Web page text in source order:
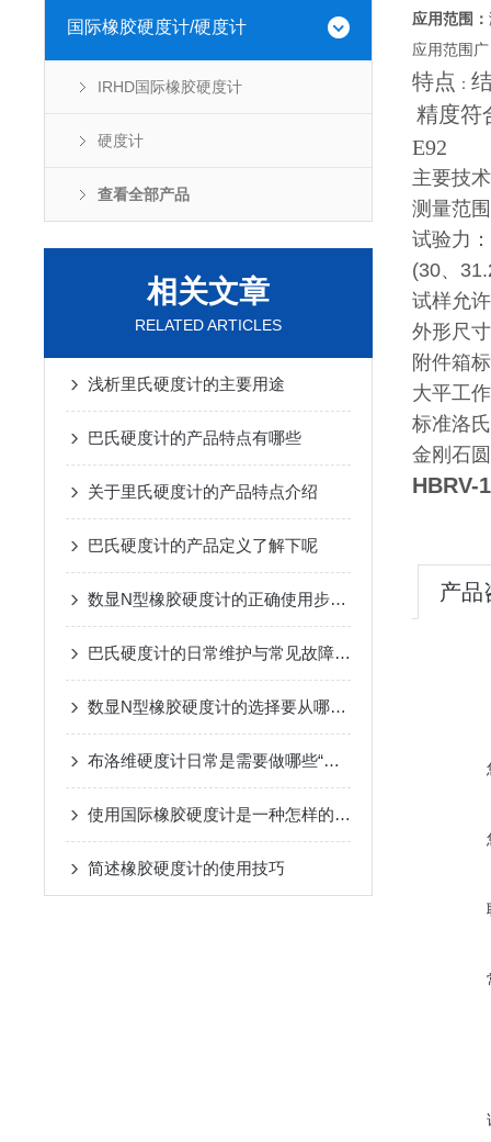
国际橡胶硬度计/硬度计
IRHD国际橡胶硬度计
硬度计
查看全部产品
相关文章
RELATED ARTICLES
浅析里氏硬度计的主要用途
巴氏硬度计的产品特点有哪些
关于里氏硬度计的产品特点介绍
巴氏硬度计的产品定义了解下呢
数显N型橡胶硬度计的正确使用步骤与日常维护保养技术讲解
巴氏硬度计的日常维护与常见故障排除指南
数显N型橡胶硬度计的选择要从哪五点入
布洛维硬度计日常是需要做哪些“体检”
使用国际橡胶硬度计是一种怎样的体验？
简述橡胶硬度计的使用技巧
应用范围：
应用范围
特点 ：
精度符
E92
主要技
测量范
试验力
(30、
试样允
外形尺
附件箱
大平工
标准洛
金刚石
HBRV-
产品